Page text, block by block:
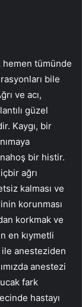
hemen tümünde
bile
ve acı,
güzel
Kaygı, bir
bir histir.
ağrı
kalması ve
korunması
korkmak ve
en kıymetli
anesteziden
anestezi
fark
hastayı